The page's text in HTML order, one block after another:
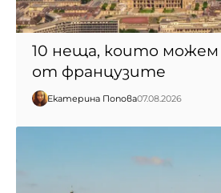
10 неща, които можем
от французите
Екатерина Попова07.08.2026